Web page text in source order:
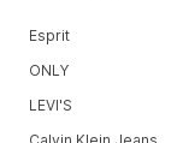
Esprit
ONLY
LEVI'S